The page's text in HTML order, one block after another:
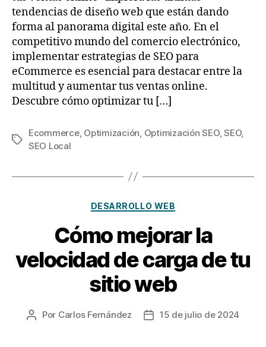
tendencias de diseño web que están dando
forma al panorama digital este año. En el
competitivo mundo del comercio electrónico,
implementar estrategias de SEO para
eCommerce es esencial para destacar entre la
multitud y aumentar tus ventas online.
Descubre cómo optimizar tu […]
Ecommerce, Optimización, Optimización SEO,SEO,
SEO Local
DESARROLLO WEB
Cómo mejorar la
velocidad de carga de tu
sitio web
Por Carlos Fernández 15 de julio de 2024